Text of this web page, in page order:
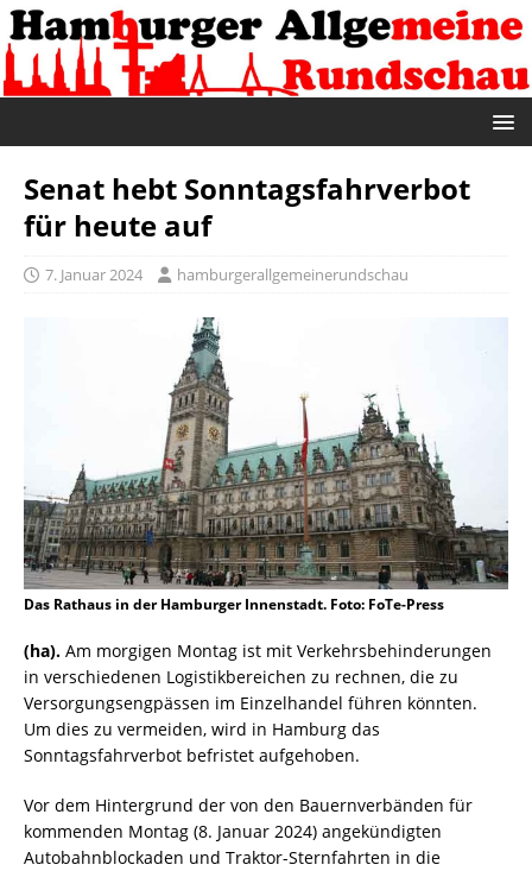
Senat hebt Sonntagsfahrverbot
für heute auf
7. Januar 2024 hamburgerallgemeinerundschau
Das Rathaus in der Hamburger Innenstadt. Foto: FoTe-Press
(ha). Am morgigen Montag ist mit Verkehrsbehinderungen
in verschiedenen Logistikbereichen zu rechnen, die zu
Versorgungsengpässen im Einzelhandel führen könnten.
Um dies zu vermeiden, wird in Hamburg das
Sonntagsfahrverbot befristet aufgehoben.
Vor dem Hintergrund der von den Bauernverbänden für
kommenden Montag (8. Januar 2024) angekündigten
Autobahnblockaden und Traktor-Sternfahrten in die